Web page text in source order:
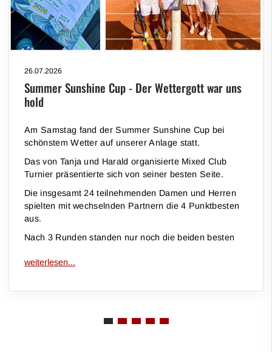
26.07.2026
Summer Sunshine Cup - Der Wettergott war uns
hold
Am Samstag fand der Summer Sunshine Cup bei
schönstem Wetter auf unserer Anlage statt.
Das von Tanja und Harald organisierte Mixed Club
Turnier präsentierte sich von seiner besten Seite.
Die insgesamt 24 teilnehmenden Damen und Herren
spielten mit wechselnden Partnern die 4 Punktbesten
aus.
Nach 3 Runden standen nur noch die beiden besten